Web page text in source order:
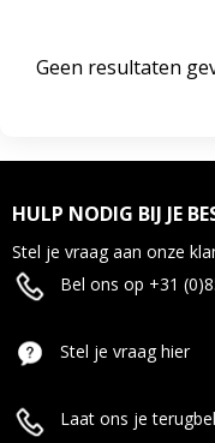
Geen resultaten
HULP NODIG BIJ JE
Stel je vraag aan onze
Bel ons op +31
Stel je vraag hier
Laat ons je